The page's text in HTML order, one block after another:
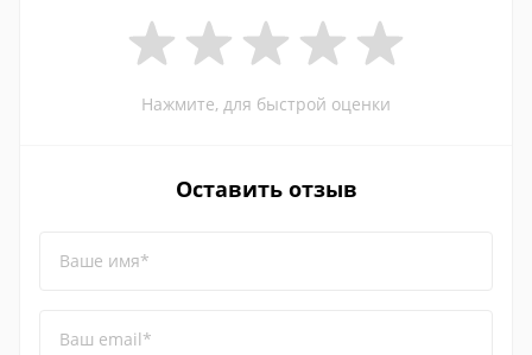
Нажмите, для быстрой оценки
Оставить отзыв
Ваше имя*
Ваш email*